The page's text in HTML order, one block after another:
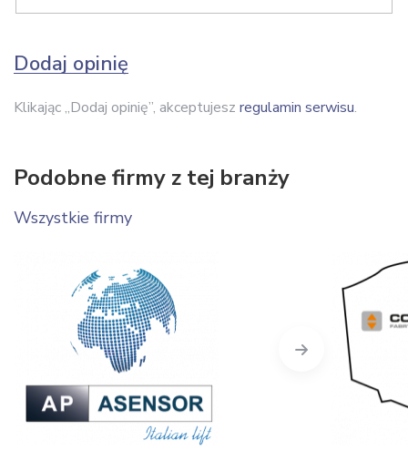
Dodaj opinię
Klikając „Dodaj opinię”, akceptujesz regulamin serwisu.
Podobne firmy z tej branży
Wszystkie firmy
Next